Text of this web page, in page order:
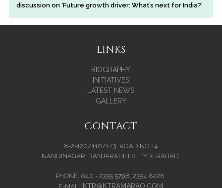
discussion on ‘Future growth driver: What’s next for India?’
LINKS
BIOGRAPHY
INITIATIVES
LATEST NEWS
GALLERY
CONTACT
8-2-120/110/1/3, ROAD NO.14
NANDINAGAR, BANJARAHILLS, HYDERABAD.
PHONE: 040 - 2355 5798, 2354 8228.
E-MAIL: KTR@KTRAMARAO.COM